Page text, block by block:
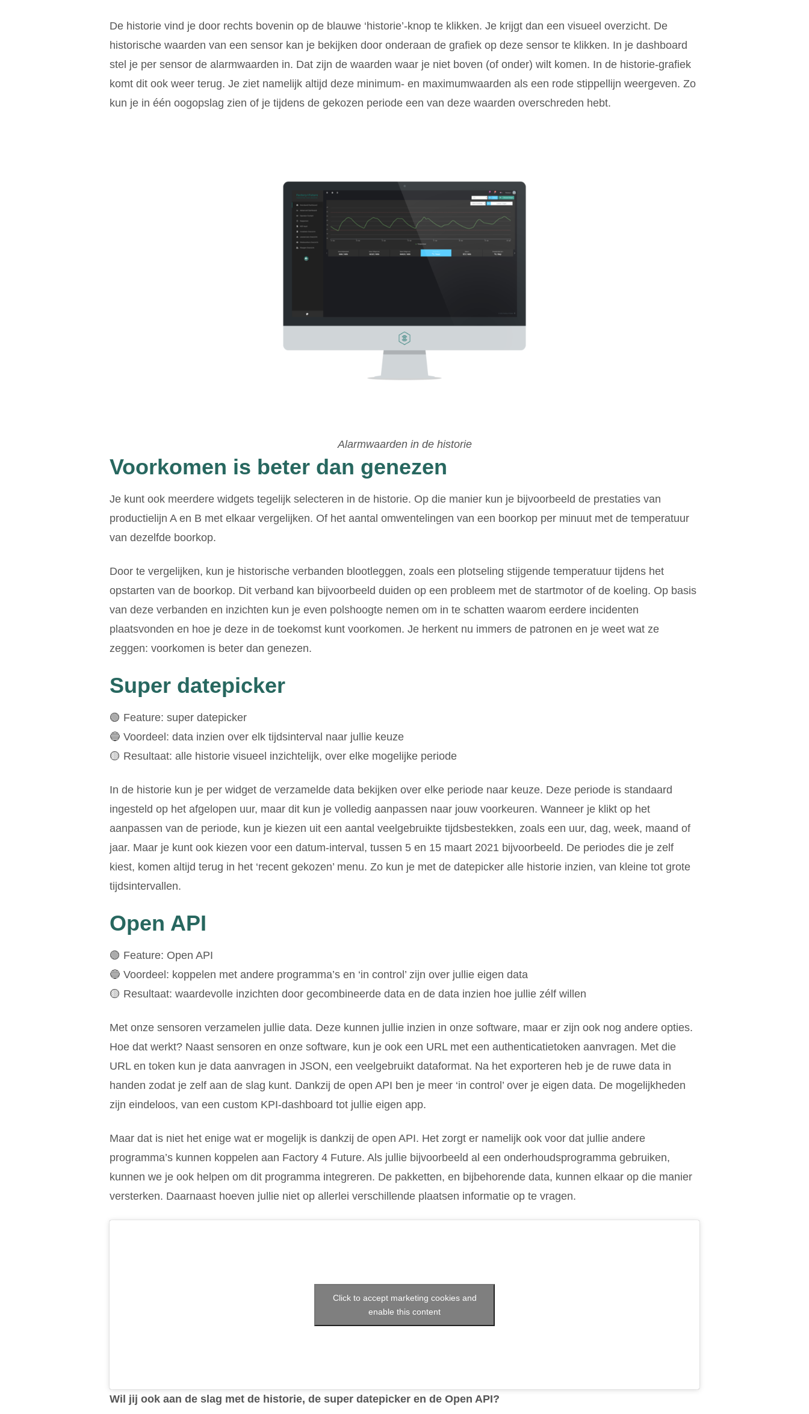
De historie vind je door rechts bovenin op de blauwe ‘historie’-knop te klikken. Je krijgt dan een visueel overzicht. De
historische waarden van een sensor kan je bekijken door onderaan de grafiek op deze sensor te klikken. In je dashboard
stel je per sensor de alarmwaarden in. Dat zijn de waarden waar je niet boven (of onder) wilt komen. In de historie-grafiek
komt dit ook weer terug. Je ziet namelijk altijd deze minimum- en maximumwaarden als een rode stippellijn weergeven. Zo
kun je in één oogopslag zien of je tijdens de gekozen periode een van deze waarden overschreden hebt.
Alarmwaarden in de historie
Voorkomen is beter dan genezen
Je kunt ook meerdere widgets tegelijk selecteren in de historie. Op die manier kun je bijvoorbeeld de prestaties van
productielijn A en B met elkaar vergelijken. Of het aantal omwentelingen van een boorkop per minuut met de temperatuur
van dezelfde boorkop.
Door te vergelijken, kun je historische verbanden blootleggen, zoals een plotseling stijgende temperatuur tijdens het
opstarten van de boorkop. Dit verband kan bijvoorbeeld duiden op een probleem met de startmotor of de koeling. Op basis
van deze verbanden en inzichten kun je even polshoogte nemen om in te schatten waarom eerdere incidenten
plaatsvonden en hoe je deze in de toekomst kunt voorkomen. Je herkent nu immers de patronen en je weet wat ze
zeggen: voorkomen is beter dan genezen.
Super datepicker
🟢 Feature: super datepicker
🔵 Voordeel: data inzien over elk tijdsinterval naar jullie keuze
🟡 Resultaat: alle historie visueel inzichtelijk, over elke mogelijke periode
In de historie kun je per widget de verzamelde data bekijken over elke periode naar keuze. Deze periode is standaard
ingesteld op het afgelopen uur, maar dit kun je volledig aanpassen naar jouw voorkeuren. Wanneer je klikt op het
aanpassen van de periode, kun je kiezen uit een aantal veelgebruikte tijdsbestekken, zoals een uur, dag, week, maand of
jaar. Maar je kunt ook kiezen voor een datum-interval, tussen 5 en 15 maart 2021 bijvoorbeeld. De periodes die je zelf
kiest, komen altijd terug in het ‘recent gekozen’ menu. Zo kun je met de datepicker alle historie inzien, van kleine tot grote
tijdsintervallen.
Open API
🟢 Feature: Open API
🔵 Voordeel: koppelen met andere programma’s en ‘in control’ zijn over jullie eigen data
🟡 Resultaat: waardevolle inzichten door gecombineerde data en de data inzien hoe jullie zélf willen
Met onze sensoren verzamelen jullie data. Deze kunnen jullie inzien in onze software, maar er zijn ook nog andere opties.
Hoe dat werkt? Naast sensoren en onze software, kun je ook een URL met een authenticatietoken aanvragen. Met die
URL en token kun je data aanvragen in JSON, een veelgebruikt dataformat. Na het exporteren heb je de ruwe data in
handen zodat je zelf aan de slag kunt. Dankzij de open API ben je meer ‘in control’ over je eigen data. De mogelijkheden
zijn eindeloos, van een custom KPI-dashboard tot jullie eigen app.
Maar dat is niet het enige wat er mogelijk is dankzij de open API. Het zorgt er namelijk ook voor dat jullie andere
programma’s kunnen koppelen aan Factory 4 Future. Als jullie bijvoorbeeld al een onderhoudsprogramma gebruiken,
kunnen we je ook helpen om dit programma integreren. De pakketten, en bijbehorende data, kunnen elkaar op die manier
versterken. Daarnaast hoeven jullie niet op allerlei verschillende plaatsen informatie op te vragen.
Click to accept marketing cookies and
enable this content
Wil jij ook aan de slag met de historie, de super datepicker en de Open API?